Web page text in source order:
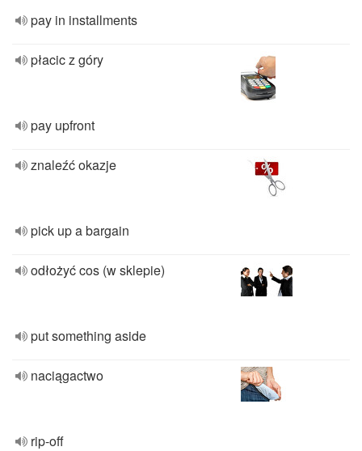
pay in installments
płacic z góry
pay upfront
znaleźć okazje
pick up a bargain
odłożyć cos (w sklepie)
put something aside
naciągactwo
rip-off